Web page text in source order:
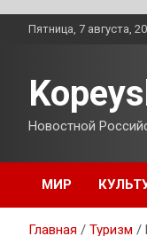
ПерейтиПятница, 7 августа,
Новостной
МИР
Главная Туризм